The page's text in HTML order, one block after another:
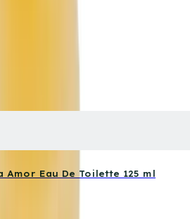
Amor Eau De Toilette 125 ml